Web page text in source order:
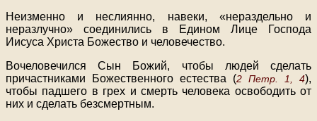
Неизменно и неслиянно, навеки, «нераздельно и
неразлучно» соединились в Едином Лице Господа
Иисуса Христа Божество и человечество.
Вочеловечился Сын Божий, чтобы людей сделать
причастниками Божественного естества (2 Петр. 1, 4),
чтобы падшего в грех и смерть человека освободить от
них и сделать безсмертным.